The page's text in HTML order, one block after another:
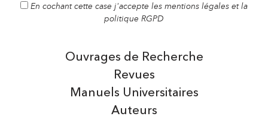
En cochant cette case j'accepte les mentions légales et la
politique RGPD
Auteurs
Manuels Universitaires
Ouvrages de Recherche
Revues